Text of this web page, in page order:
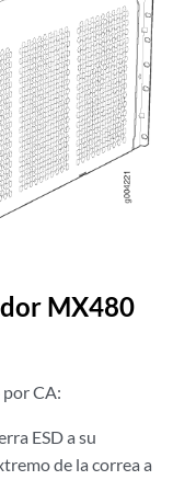
MX480
CA:
ESD a su
de la correa a